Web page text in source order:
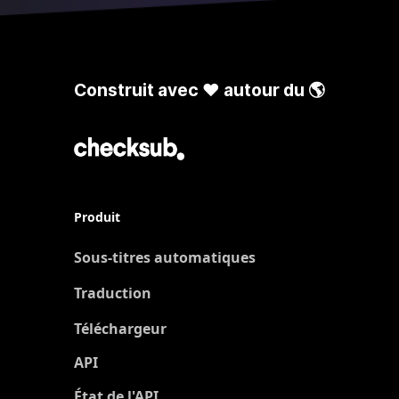
Construit avec ❤️ autour du 🌎
Produit
Sous-titres automatiques
Traduction
Téléchargeur
API